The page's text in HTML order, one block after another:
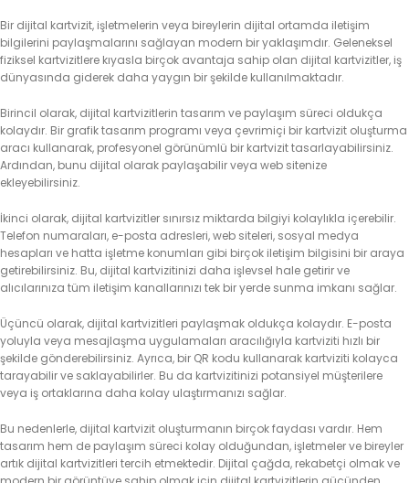
Bir dijital kartvizit, işletmelerin veya bireylerin dijital ortamda iletişim
bilgilerini paylaşmalarını sağlayan modern bir yaklaşımdır. Geleneksel
fiziksel kartvizitlere kıyasla birçok avantaja sahip olan dijital kartvizitler, iş
dünyasında giderek daha yaygın bir şekilde kullanılmaktadır.
Birincil olarak, dijital kartvizitlerin tasarım ve paylaşım süreci oldukça
kolaydır. Bir grafik tasarım programı veya çevrimiçi bir kartvizit oluşturma
aracı kullanarak, profesyonel görünümlü bir kartvizit tasarlayabilirsiniz.
Ardından, bunu dijital olarak paylaşabilir veya web sitenize
ekleyebilirsiniz.
İkinci olarak, dijital kartvizitler sınırsız miktarda bilgiyi kolaylıkla içerebilir.
Telefon numaraları, e-posta adresleri, web siteleri, sosyal medya
hesapları ve hatta işletme konumları gibi birçok iletişim bilgisini bir araya
getirebilirsiniz. Bu, dijital kartvizitinizi daha işlevsel hale getirir ve
alıcılarınıza tüm iletişim kanallarınızı tek bir yerde sunma imkanı sağlar.
Üçüncü olarak, dijital kartvizitleri paylaşmak oldukça kolaydır. E-posta
yoluyla veya mesajlaşma uygulamaları aracılığıyla kartviziti hızlı bir
şekilde gönderebilirsiniz. Ayrıca, bir QR kodu kullanarak kartviziti kolayca
tarayabilir ve saklayabilirler. Bu da kartvizitinizi potansiyel müşterilere
veya iş ortaklarına daha kolay ulaştırmanızı sağlar.
Bu nedenlerle, dijital kartvizit oluşturmanın birçok faydası vardır. Hem
tasarım hem de paylaşım süreci kolay olduğundan, işletmeler ve bireyler
artık dijital kartvizitleri tercih etmektedir. Dijital çağda, rekabetçi olmak ve